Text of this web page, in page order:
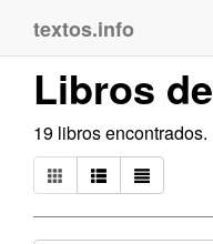
textos.info
Libros de
19 libros encontrados.